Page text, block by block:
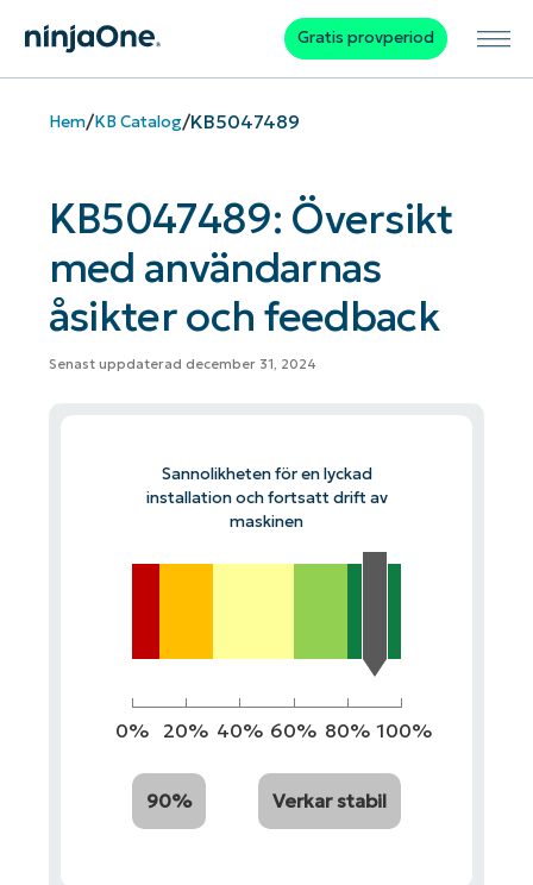
Gratis provperiod
Hem/KB Catalog/KB5047489
KB5047489: Översikt
med användarnas
åsikter och feedback
Senast uppdaterad december 31, 2024
Sannolikheten för en lyckad
installation och fortsatt drift av
maskinen
0% 20% 40% 60% 80% 100%
90% Verkar stabil